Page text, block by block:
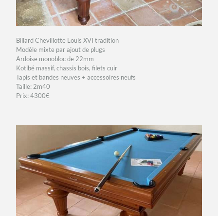
Billard Chevillotte Louis XVI tradition
Modèle mixte par ajout de plugs
Ardoise monobloc de 22mm
Kotibé massif, chassis bois, filets cuir
Tapis et bandes neuves + accessoires neufs
Taille: 2m40
Prix: 4300€